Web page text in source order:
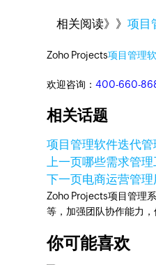
相关阅读》》项目
Zoho Projects项目管理
欢迎咨询：400-660-
相关话题
项目管理软件迭代
上一页哪些需求管
下一页电商运营管
Zoho Projects项目管理
等，加强团队协作能力，
你可能喜欢